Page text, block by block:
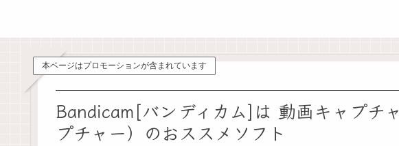
本ページはプロモーションが含まれています
Bandicam[バンディカム]は 動画キャプチ
プチャー）のおススメソフト